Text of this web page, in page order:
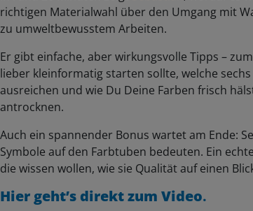
richtigen Materialwahl über den Umgang mit
zu umweltbewusstem Arbeiten.
Er gibt einfache, aber wirkungsvolle Tipps –
lieber kleinformatig starten sollte, welche sechs
ausreichen und wie Du Deine Farben frisch
antrocknen.
Auch ein spannender Bonus wartet am Ende:
Symbole auf den Farbtuben bedeuten. Ein
die wissen wollen, wie sie Qualität auf einen
Hier geht’s direkt zum Video